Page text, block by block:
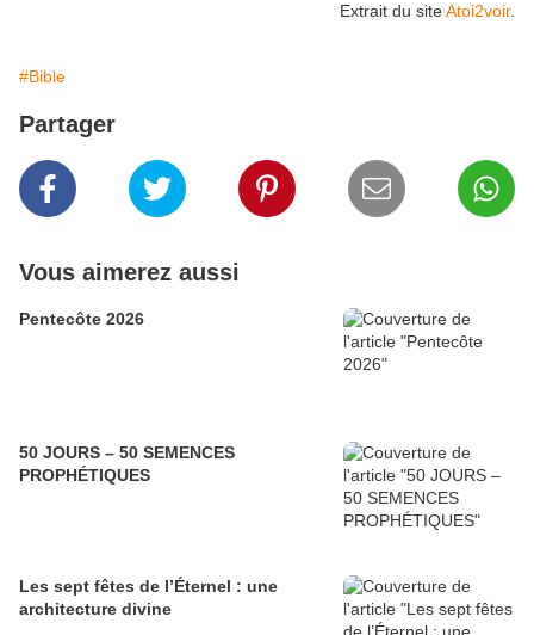
Extrait du siteAtoi2voir.
#Bible
Partager
Vous aimerez aussi
Pentecôte 2026
50 JOURS – 50 SEMENCES
PROPHÉTIQUES
Les sept fêtes de l’Éternel : une
architecture divine